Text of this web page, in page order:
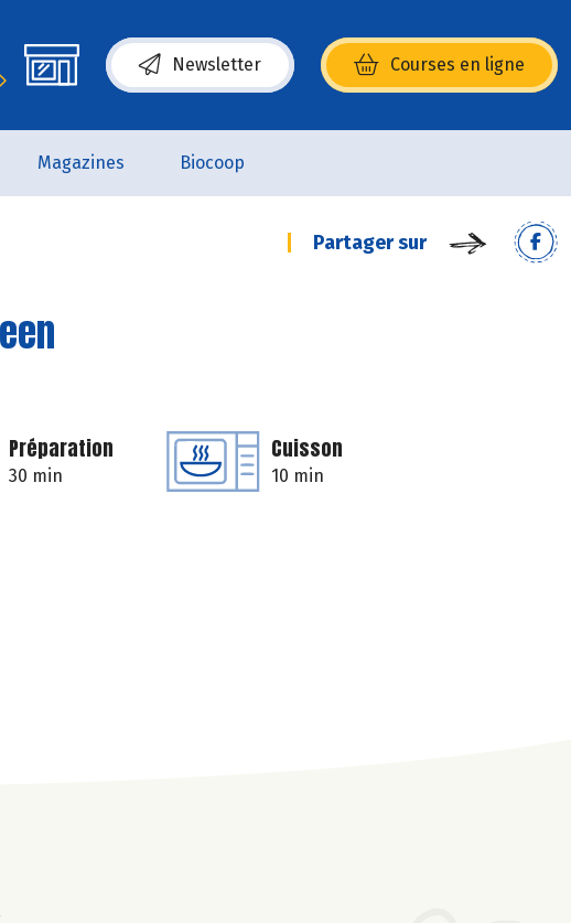
Newsletter Courses en ligne
(s’ouvre dans une nouvelle fenêtre)
Magazines Biocoop
Partager sur
Préparation
30 min
Cuisson
10 min